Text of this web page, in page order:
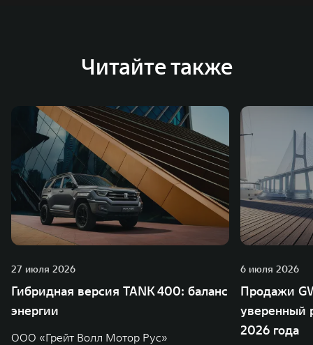
зарубежных – в России, Таиланде, Бразилии и Индии, а
Читайте также
27 июля 2026
Гибридная версия TANK 400: баланс
энергии
ООО «Грейт Волл Мотор Рус»
6 июля 2026
Продажи
уверенный
2026 года